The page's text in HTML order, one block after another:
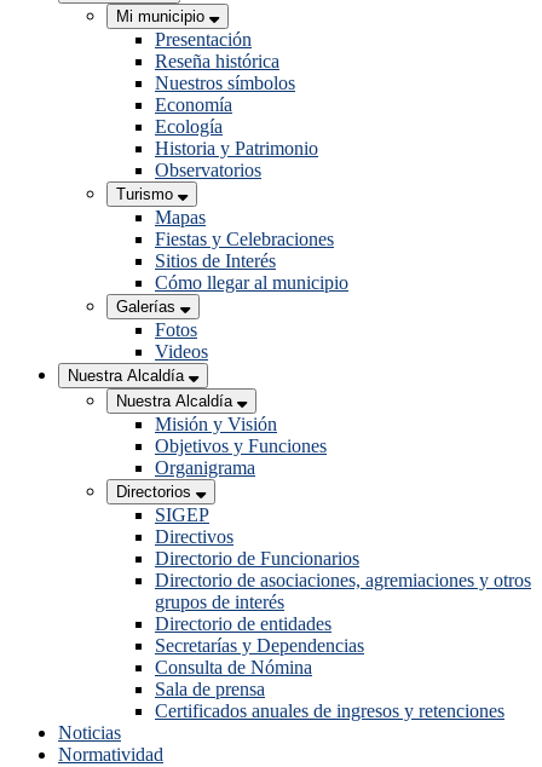
Mi municipio
Presentación
Reseña histórica
Nuestros símbolos
Economía
Ecología
Historia y Patrimonio
Observatorios
Turismo
Mapas
Fiestas y Celebraciones
Sitios de Interés
Cómo llegar al municipio
Galerías
Fotos
Videos
Nuestra Alcaldía
Nuestra Alcaldía
Misión y Visión
Objetivos y Funciones
Organigrama
Directorios
SIGEP
Directivos
Directorio de Funcionarios
Directorio de asociaciones, agremiaciones y otros
grupos de interés
Directorio de entidades
Secretarías y Dependencias
Consulta de Nómina
Sala de prensa
Certificados anuales de ingresos y retenciones
Noticias
Normatividad